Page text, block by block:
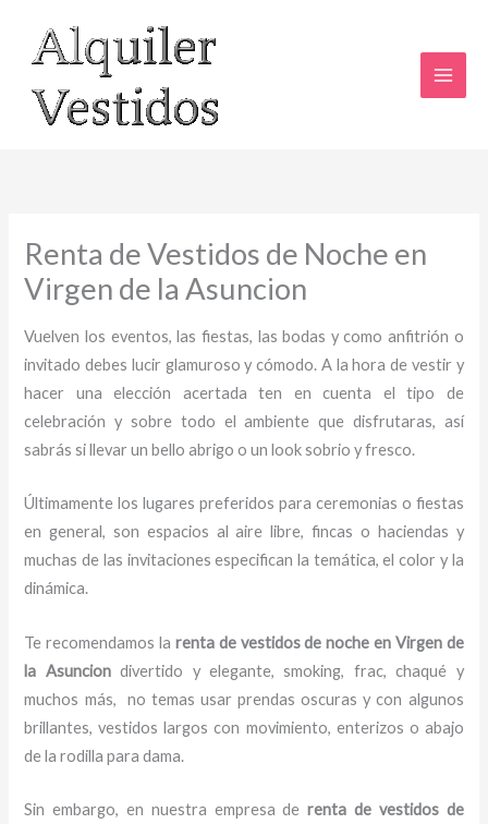
contenido
Renta de Vestidos de Noche en
Virgen de la Asuncion
Vuelven los eventos, las fiestas, las bodas y como anfitrión o
invitado debes lucir glamuroso y cómodo. A la hora de vestir y
hacer una elección acertada ten en cuenta el tipo de
celebración y sobre todo el ambiente que disfrutaras, así
sabrás si llevar un bello abrigo o un look sobrio y fresco.
Últimamente los lugares preferidos para ceremonias o fiestas
en general, son espacios al aire libre, fincas o haciendas y
muchas de las invitaciones especifican la temática, el color y la
dinámica.
Te recomendamos la renta de vestidos de noche en Virgen de
la Asunciondivertido y elegante, smoking, frac, chaqué y
muchos más,
no temas usar prendas oscuras y con algunos
brillantes, vestidos largos con movimiento, enterizos o abajo
de la rodilla para dama.
Sin embargo, en nuestra empresa derenta de vestidos de